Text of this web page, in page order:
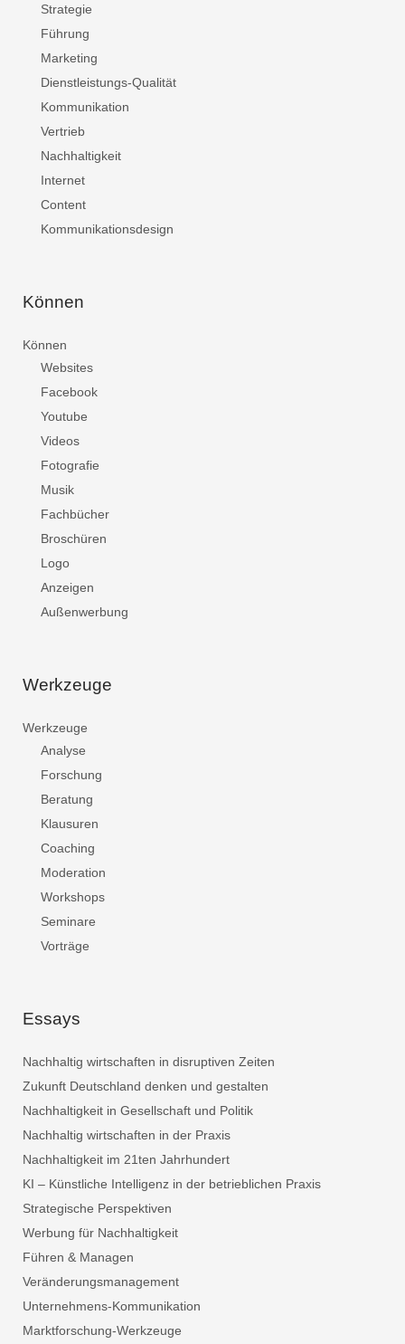
Strategie
Führung
Marketing
Dienstleistungs-Qualität
Kommunikation
Vertrieb
Nachhaltigkeit
Internet
Content
Kommunikationsdesign
Können
Können
Websites
Facebook
Youtube
Videos
Fotografie
Musik
Fachbücher
Broschüren
Logo
Anzeigen
Außenwerbung
Werkzeuge
Werkzeuge
Analyse
Forschung
Beratung
Klausuren
Coaching
Moderation
Workshops
Seminare
Vorträge
Essays
Nachhaltig wirtschaften in disruptiven Zeiten
Zukunft Deutschland denken und gestalten
Nachhaltigkeit in Gesellschaft und Politik
Nachhaltig wirtschaften in der Praxis
Nachhaltigkeit im 21ten Jahrhundert
KI – Künstliche Intelligenz in der betrieblichen Praxis
Strategische Perspektiven
Werbung für Nachhaltigkeit
Führen & Managen
Veränderungsmanagement
Unternehmens-Kommunikation
Marktforschung-Werkzeuge